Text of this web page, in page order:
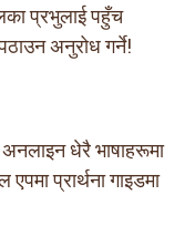
प्रभुलाई पहुँच
अनुरोध गर्ने!
अनलाइन धेरै भाषाहरूमा
प्रार्थना गाइडमा